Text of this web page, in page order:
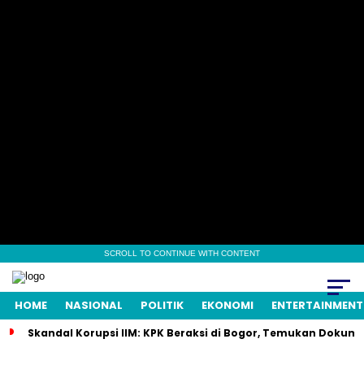
SCROLL TO CONTINUE WITH CONTENT
HOME NASIONAL POLITIK EKONOMI ENTERTAINMENT
Skandal Korupsi IIM: KPK Beraksi di Bogor, Temukan